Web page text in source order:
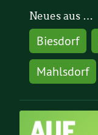
Neues aus …
Biesdorf
Mahlsdorf